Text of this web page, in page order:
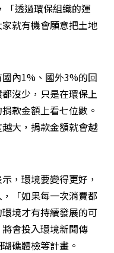
「透過環保組織的運
就有機會願意把土地
國內1%、國外3%的回
沒少，只是在環保上
款金額上看七位數。
大，捐款金額就會越
，環境要變得更好，
「如果每一次消費都
境才有持續發展的可
會投入環境新聞傳
礁體檢等計畫。